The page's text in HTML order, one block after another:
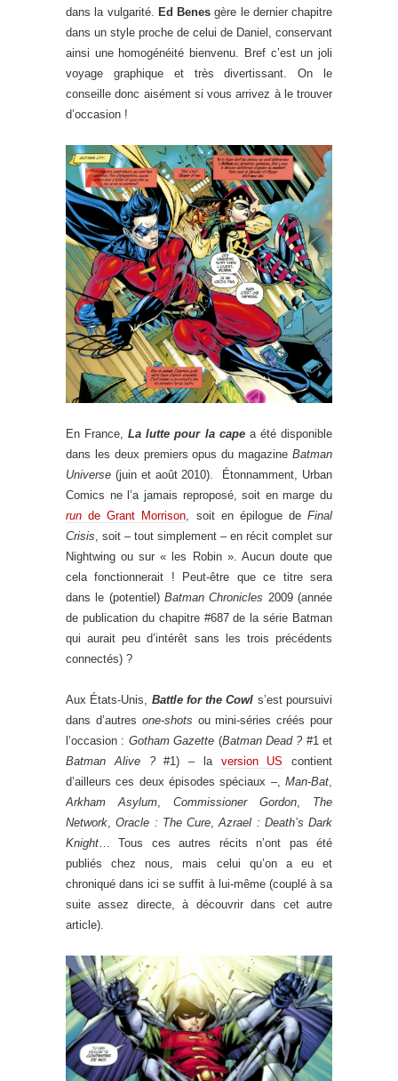
dans la vulgarité.
Ed Benes gère le dernier chapitre
dans un style proche de celui de Daniel, conservant
ainsi une homogénéité bienvenu. Bref c’est un joli
voyage graphique et très divertissant. On le
conseille donc aisément si vous arrivez à le trouver
d’occasion !
En France,La lutte pour la capea été disponible
dans les deux premiers opus du magazine Batman
Universe (juin et août 2010). Étonnamment, Urban
Comics ne l’a jamais reproposé, soit en marge du
run de Grant Morrison, soit en épilogue de Final
Crisis, soit – tout simplement – en récit complet sur
Nightwing ou sur « les Robin ». Aucun doute que
cela fonctionnerait ! Peut-être que ce titre sera
dans le (potentiel) Batman Chronicles 2009 (année
de publication du chapitre #687 de la série Batman
qui aurait peu d’intérêt sans les trois précédents
connectés) ?
Aux États-Unis, Battle for the Cowl s’est poursuivi
dans d’autres one-shots ou mini-séries créés pour
l’occasion : Gotham Gazette (Batman Dead ?#1 et
Batman Alive ?#1) – la version US contient
d’ailleurs ces deux épisodes spéciaux –, Man-Bat,
Arkham Asylum, Commissioner Gordon, The
Network,Oracle : The Cure,Azrael : Death’s Dark
Knight… Tous ces autres récits n’ont pas été
publiés chez nous, mais celui qu’on a eu et
chroniqué dans ici se suffit à lui-même (couplé à sa
suite assez directe, à découvrir dans cet autre
article).